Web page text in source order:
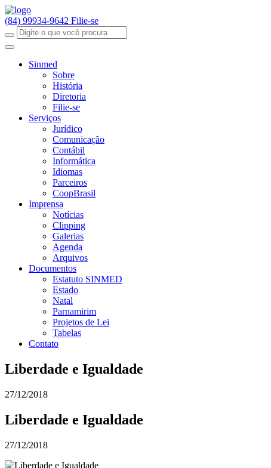
(84) 99934-9642 Filie-se
Sinmed
Sobre
História
Diretoria
Filie-se
Serviços
Jurídico
Comunicação
Contábil
Informática
Idiomas
Parceiros
CoopBrasil
Imprensa
Notícias
Clipping
Galerias
Agenda
Arquivos
Documentos
Estatuto SINMED
Estado
Natal
Parnamirim
Projetos de Lei
Tabelas
Contato
Liberdade e Igualdade
27/12/2018
Liberdade e Igualdade
27/12/2018